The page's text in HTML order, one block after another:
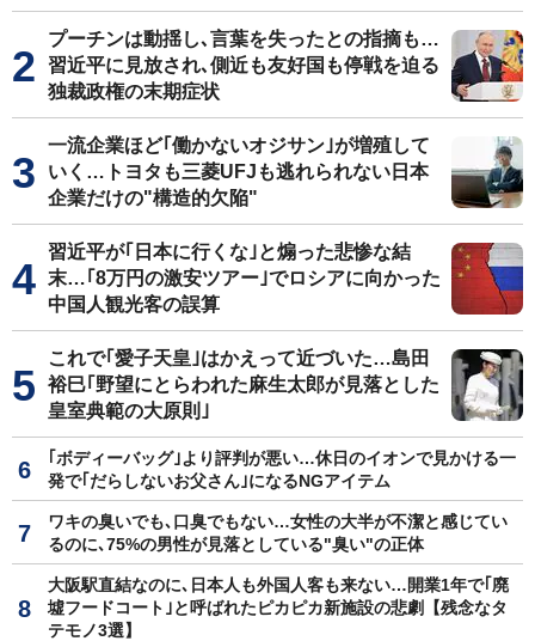
プーチンは動揺し､言葉を失ったとの指摘も…
習近平に見放され､側近も友好国も停戦を迫る
独裁政権の末期症状
一流企業ほど｢働かないオジサン｣が増殖して
いく…トヨタも三菱UFJも逃れられない日本
企業だけの"構造的欠陥"
習近平が｢日本に行くな｣と煽った悲惨な結
末…｢8万円の激安ツアー｣でロシアに向かった
中国人観光客の誤算
これで｢愛子天皇｣はかえって近づいた…島田
裕巳｢野望にとらわれた麻生太郎が見落とした
皇室典範の大原則｣
｢ボディーバッグ｣より評判が悪い…休日のイオンで見かける一
発で｢だらしないお父さん｣になるNGアイテム
ワキの臭いでも､口臭でもない…女性の大半が不潔と感じてい
るのに､75%の男性が見落としている"臭い"の正体
大阪駅直結なのに､日本人も外国人客も来ない…開業1年で｢廃
墟フードコート｣と呼ばれたピカピカ新施設の悲劇【残念なタ
テモノ3選】